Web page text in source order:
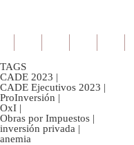
TAGS
CADE 2023 |
CADE Ejecutivos 2023 |
ProInversión |
OxI |
Obras por Impuestos |
inversión privada |
anemia